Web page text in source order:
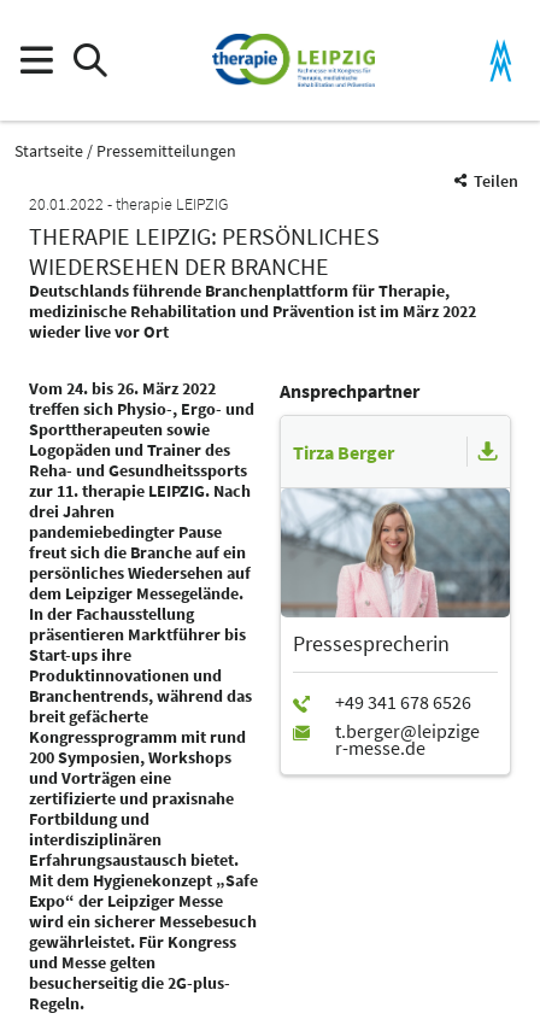
Startseite
Pressemitteilungen
Teilen
20.01.2022
therapie LEIPZIG
THERAPIE LEIPZIG: PERSÖNLICHES
WIEDERSEHEN DER BRANCHE
Deutschlands führende Branchenplattform für Therapie,
medizinische Rehabilitation und Prävention ist im März 2022
wieder live vor Ort
Vom 24. bis 26. März 2022
treffen sich Physio-, Ergo- und
Sporttherapeuten sowie
Logopäden und Trainer des
Reha- und Gesundheitssports
zur 11. therapie LEIPZIG. Nach
drei Jahren
pandemiebedingter Pause
freut sich die Branche auf ein
persönliches Wiedersehen auf
dem Leipziger Messegelände.
In der Fachausstellung
präsentieren Marktführer bis
Start-ups ihre
Produktinnovationen und
Branchentrends, während das
breit gefächerte
Kongressprogramm mit rund
200 Symposien, Workshops
und Vorträgen eine
zertifizierte und praxisnahe
Fortbildung und
interdisziplinären
Erfahrungsaustausch bietet.
Mit dem Hygienekonzept „Safe
Expo“ der Leipziger Messe
wird ein sicherer Messebesuch
gewährleistet. Für Kongress
und Messe gelten
besucherseitig die 2G-plus-
Regeln.
Ansprechpartner
Tirza Berger
Pressesprecherin